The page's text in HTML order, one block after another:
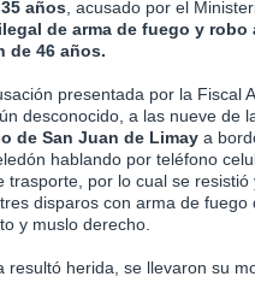
años , acusado por el
de arma de fuego y robo
de 46 años.
presentada por la Fiscal
desconocido, a las nueve de
de San Juan de Limay a
hablando por teléfono
trasporte, por lo cual se
disparos con arma de
y muslo derecho.
resultó herida, se llevaron su